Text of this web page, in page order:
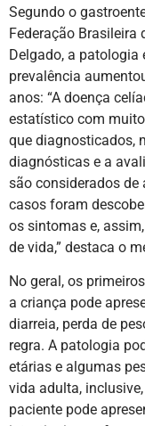
Segundo o
Federação Brasileira
Delgado, a patologia
prevalência
anos: “A doença
estatístico com
que diagnosticados,
diagnósticas e a
são considerados de
casos foram
os sintomas e,
de vida,” destaca o
No geral, os
a criança pode
diarreia, perda de
regra. A patologia
etárias e algumas
vida adulta,
paciente pode